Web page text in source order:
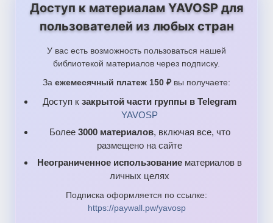
Доступ к материалам YAVOSP для
пользователей из любых стран
У вас есть возможность пользоваться нашей
библиотекой материалов через подписку.
За ежемесячный платеж 150 ₽ вы получаете:
Доступ к закрытой части группы в Telegram
YAVOSP
Более 3000 материалов, включая все, что
размещено на сайте
Неограниченное использование материалов в
личных целях
Подписка оформляется по ссылке:
https://paywall.pw/yavosp